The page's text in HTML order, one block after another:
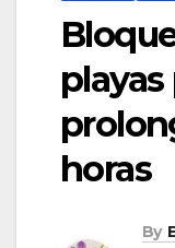
horas
By